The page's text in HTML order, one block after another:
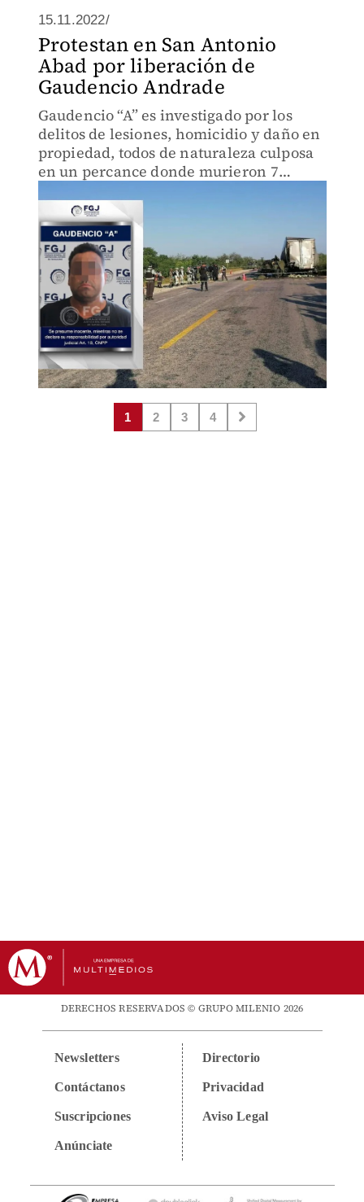
15.11.2022/
Protestan en San Antonio
Abad por liberación de
Gaudencio Andrade
Gaudencio “A” es investigado por los
delitos de lesiones, homicidio y daño en
propiedad, todos de naturaleza culposa
en un percance donde murieron 7
1 2 3 4
DERECHOS RESERVADOS © GRUPO MILENIO 2026
Newsletters
Contáctanos
Suscripciones
Anúnciate
Directorio
Privacidad
Aviso Legal